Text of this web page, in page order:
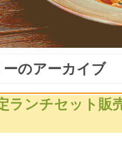
ーのアーカイブ
ランチセット販